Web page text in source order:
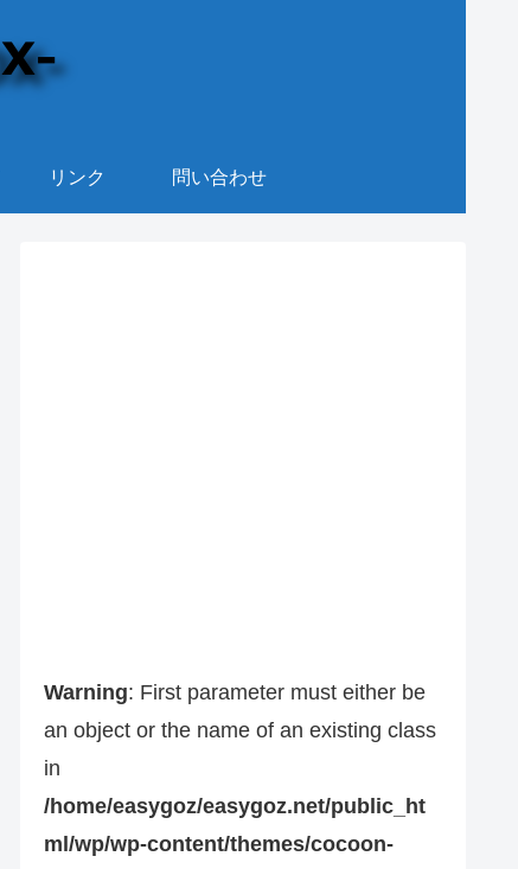
リンク 問い合わせ
Warning: First parameter must either be
an object or the name of an existing class
in
/home/easygoz/easygoz.net/public_ht
ml/wp/wp-content/themes/cocoon-